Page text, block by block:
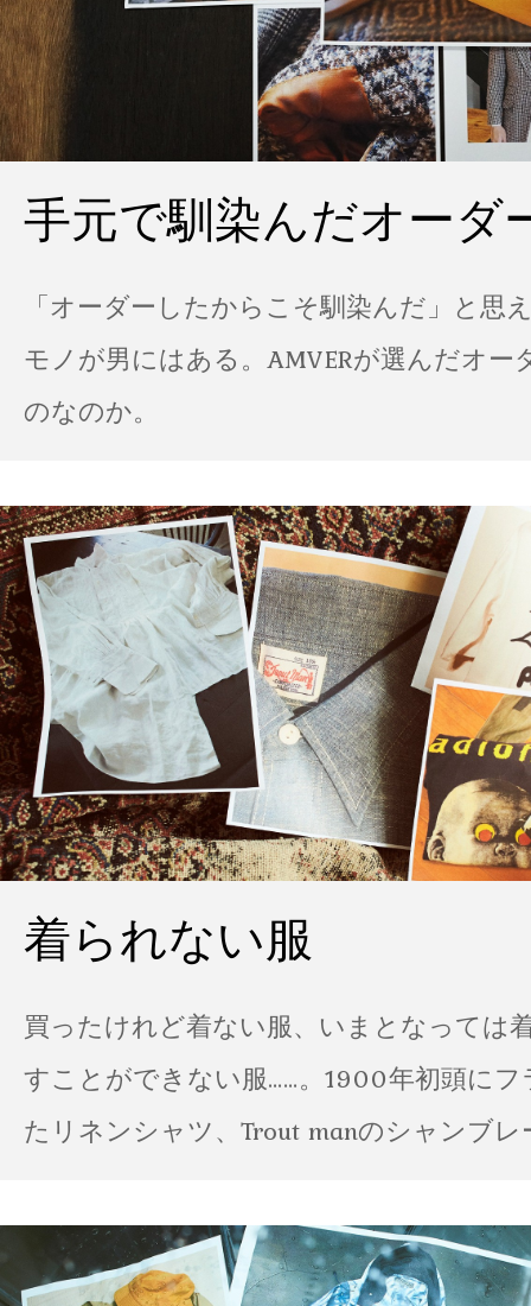
手元で馴染んだオーダ
「オーダーしたからこそ馴染んだ」と思
モノが男にはある。AMVERが選んだオー
のなのか。
着られない服
買ったけれど着ない服、いまとなっては
すことができない服……。1900年初頭に
たリネンシャツ、Trout manのシャンブ